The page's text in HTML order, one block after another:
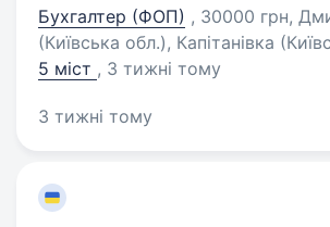
Бухгалтер (ФОП) , 30000 грн,
(Київська обл.), Капітанівка
5 міст , 3 тижні тому
3 тижні тому